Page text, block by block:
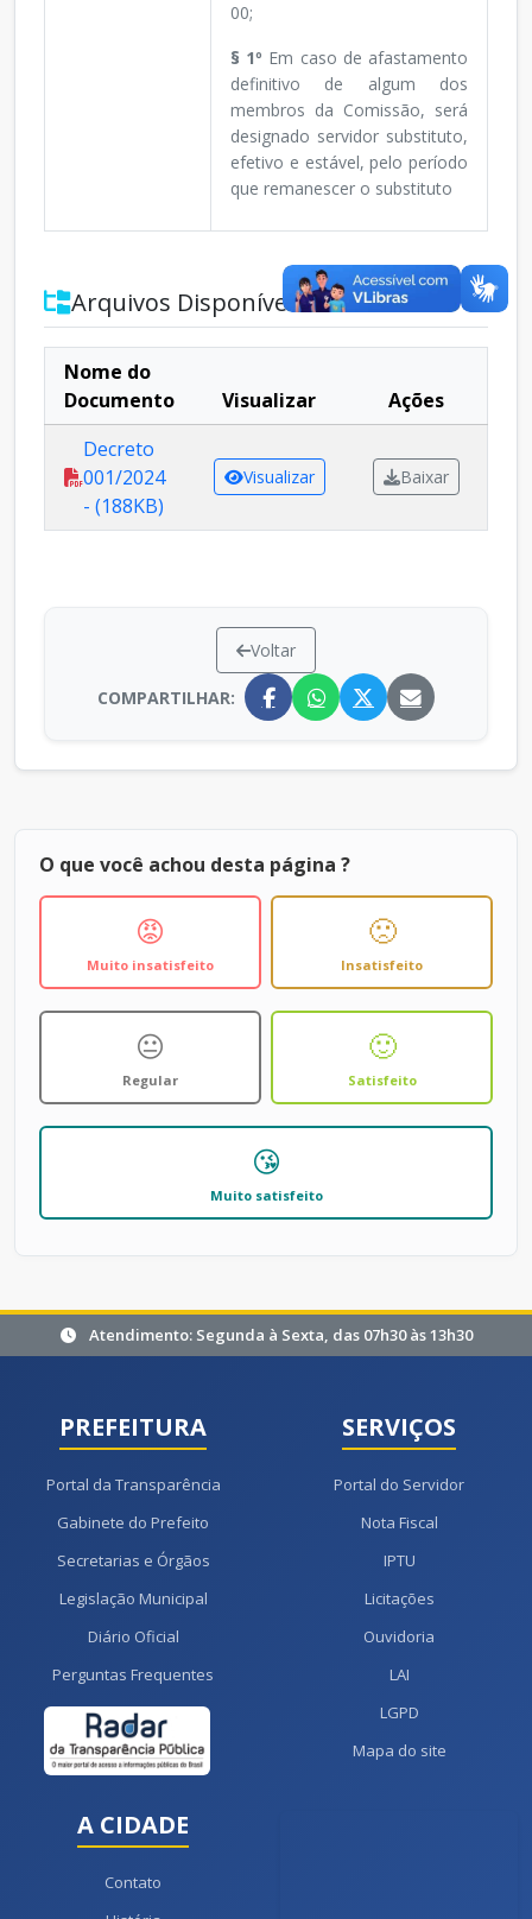
00;
§ 1º Em caso de afastamento
definitivo de algum dos
membros da Comissão, será
designado servidor substituto,
efetivo e estável, pelo período
que remanescer o substituto
Arquivos Disponíveis
Nome do
Documento
Visualizar
Ações
Decreto
001/2024
- (188KB)
Visualizar Baixar
Voltar
COMPARTILHAR:
O que você achou desta página ?
😡
Muito insatisfeito
🙁
Insatisfeito
😐
Regular
🙂
Satisfeito
😘
Muito satisfeito
Atendimento: Segunda à Sexta, das 07h30 às 13h30
PREFEITURA
Portal da Transparência
Gabinete do Prefeito
Secretarias e Órgãos
Legislação Municipal
Diário Oficial
Perguntas Frequentes
SERVIÇOS
Portal do Servidor
Nota Fiscal
IPTU
Licitações
Ouvidoria
LAI
LGPD
Mapa do site
A CIDADE
Contato